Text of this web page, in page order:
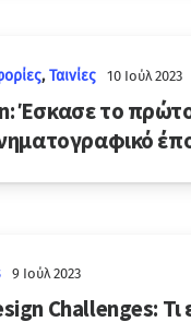
,Ταινίες 10 Ιούλ 2023
Έσκασε το
9 Ιούλ 2023
Challenges: Τι